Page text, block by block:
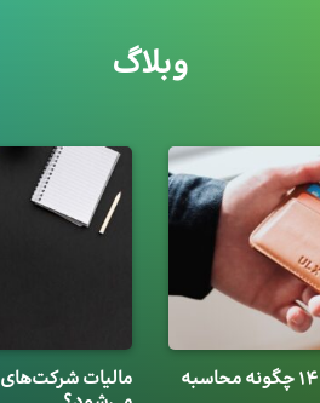
وبلاگ
مالیات کارت به کارت 1404 چگونه محاسبه
مالیات